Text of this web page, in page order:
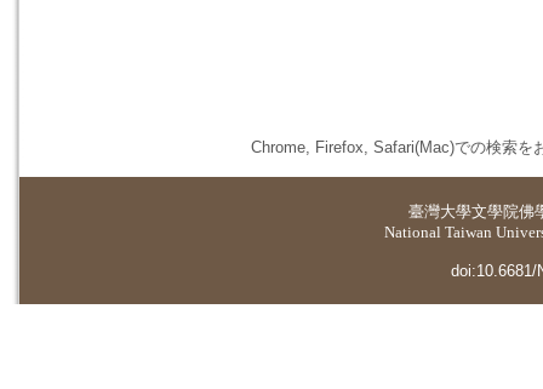
Chrome, Firefox, Safari(Mac)での検索を
臺灣大學文學院佛
National Taiwan
doi:10.6681/